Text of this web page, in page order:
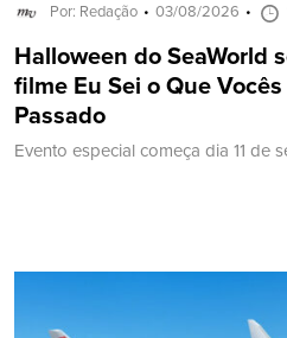
Por: Redação 03/08/2026
Halloween do SeaWorld
filme Eu Sei o Que
Passado
Evento especial começa dia 11 de